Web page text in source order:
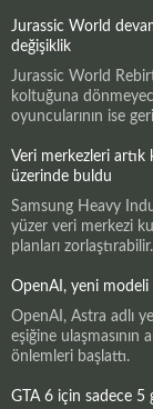
Jurassic World
değişiklik
Jurassic World
koltuğuna
oyuncularının ise
Veri merkezleri artık
üzerinde buldu
Samsung Heavy
yüzer veri merkezi
planları zorlaştırabilir.
OpenAI, yeni modeli
OpenAI, Astra adlı
eşiğine ulaşmasının
önlemleri başlattı.
GTA 6 için sadece 5